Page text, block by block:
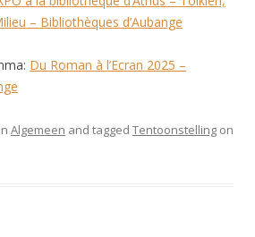
– Bibliothèques d’Aubange
Du Roman à l’Ecran 2025 –
Algemeen and tagged Tentoonstelling on